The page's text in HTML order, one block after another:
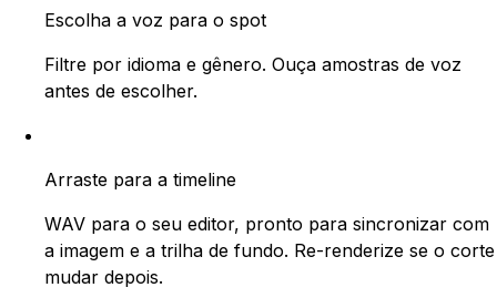
Escolha a voz para o spot
Filtre por idioma e gênero. Ouça amostras de voz
antes de escolher.
Arraste para a timeline
WAV para o seu editor, pronto para sincronizar com
a imagem e a trilha de fundo. Re-renderize se o corte
mudar depois.